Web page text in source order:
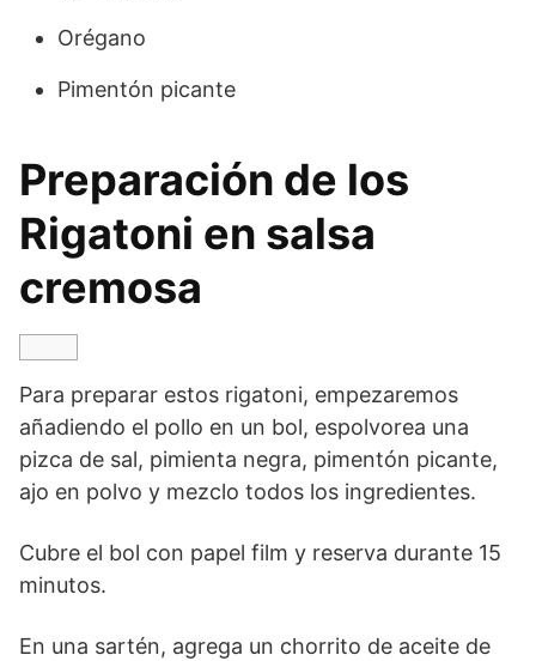
Orégano
Pimentón picante
Preparación de los
Rigatoni en salsa
cremosa
Para preparar estos rigatoni, empezaremos
añadiendo el pollo en un bol, espolvorea una
pizca de sal, pimienta negra, pimentón picante,
ajo en polvo y mezclo todos los ingredientes.
Cubre el bol con papel film y reserva durante 15
minutos.
En una sartén, agrega un chorrito de aceite de